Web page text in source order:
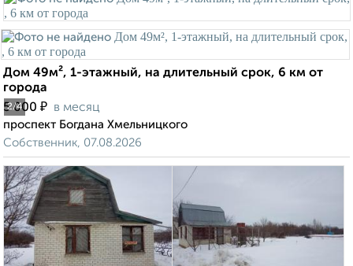
2/4
Дом 49м², 1-этажный, на длительный срок, 6 км от
города
5 000 ₽ в месяц
проспект Богдана Хмельницкого
Собственник, 07.08.2026